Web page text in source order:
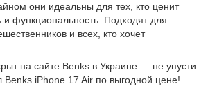
они идеальны для тех, кто ценит
и функциональность. Подходят для
и всех, кто хочет
на сайте Benks в Украине — не упусти
Benks iPhone 17 Air по выгодной цене!